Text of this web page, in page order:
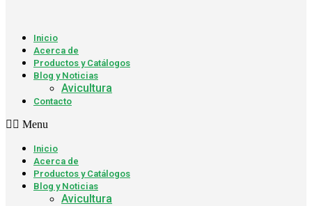
Inicio
Acerca de
Productos y Catálogos
Blog y Noticias
Avicultura
Contacto
Menu
Inicio
Acerca de
Productos y Catálogos
Blog y Noticias
Avicultura